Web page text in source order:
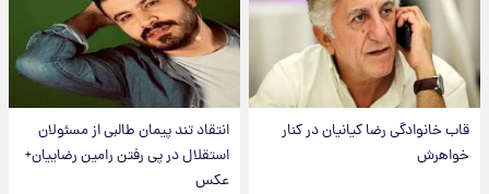
قاب خانوادگی رضا کیانیان در کنار
خواهرش
انتقاد تند پیمان طالبی از مسئولان
استقلال در پی رفتن رامین رضاییان+
عکس